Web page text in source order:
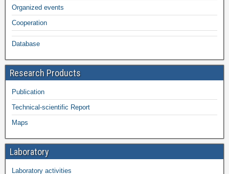
Organized events
Cooperation
Database
Research Products
Publication
Technical-scientific Report
Maps
Laboratory
Laboratory activities